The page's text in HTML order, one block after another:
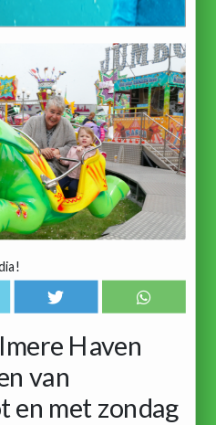
Haven
van
en met zondag